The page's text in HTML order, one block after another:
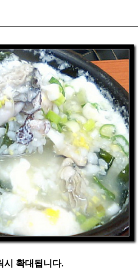
시 확대됩니다.